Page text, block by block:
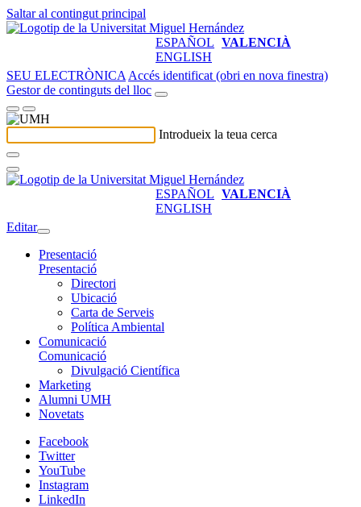
Saltar al contingut principal
ESPAÑOL VALENCIÀ
ENGLISH
SEU ELECTRÒNICA Accés identificat (obri en nova finestra)
Gestor de continguts del lloc
Introdueix la teua cerca
ESPAÑOL VALENCIÀ
ENGLISH
Editar
Presentació
Presentació
Directori
Ubicació
Carta de Serveis
Política Ambiental
Comunicació
Comunicació
Divulgació Científica
Marketing
Alumni UMH
Novetats
Facebook
Twitter
YouTube
Instagram
LinkedIn